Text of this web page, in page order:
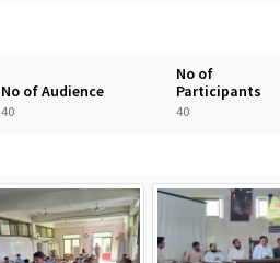
No of Audience
40
No of
Participants
40